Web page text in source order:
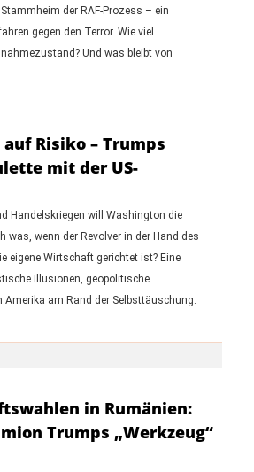
der RAF-Prozess – ein
gegen den Terror. Wie viel
Und was bleibt von
Risiko – Trumps
mit der US-
Handelskriegen will Washington die
was, wenn der Revolver in der Hand des
eigene Wirtschaft gerichtet ist? Eine
Illusionen, geopolitische
Amerika am Rand der Selbsttäuschung.
in Rumänien:
Trumps „Werkzeug“